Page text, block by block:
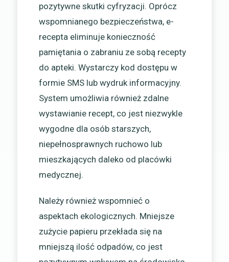
pozytywne skutki cyfryzacji. Oprócz
wspomnianego bezpieczeństwa, e-
recepta eliminuje konieczność
pamiętania o zabraniu ze sobą recepty
do apteki. Wystarczy kod dostępu w
formie SMS lub wydruk informacyjny.
System umożliwia również zdalne
wystawianie recept, co jest niezwykle
wygodne dla osób starszych,
niepełnosprawnych ruchowo lub
mieszkających daleko od placówki
medycznej.
Należy również wspomnieć o
aspektach ekologicznych. Mniejsze
zużycie papieru przekłada się na
mniejszą ilość odpadów, co jest